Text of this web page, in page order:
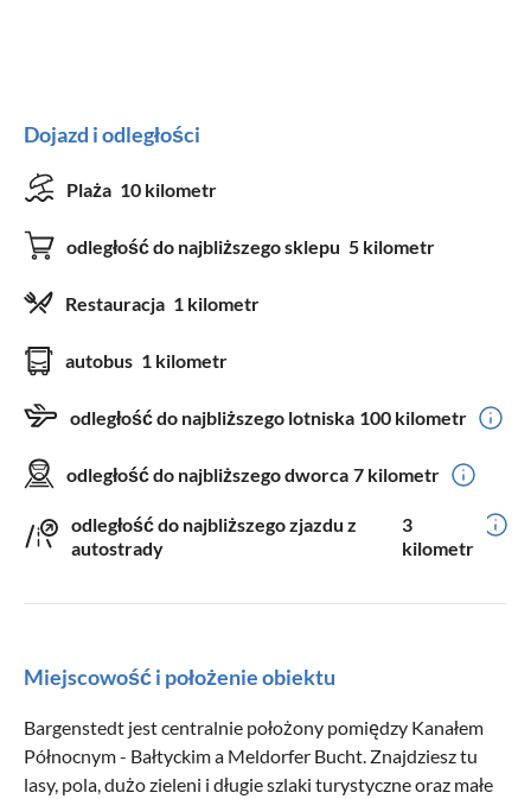
Dojazd i odległości
Plaża 10 kilometr
odległość do najbliższego sklepu 5 kilometr
Restauracja 1 kilometr
autobus 1 kilometr
odległość do najbliższego lotniska 100 kilometr
odległość do najbliższego dworca 7 kilometr
odległość do najbliższego zjazdu z
autostrady
3
kilometr
Miejscowość i położenie obiektu
Bargenstedt jest centralnie położony pomiędzy Kanałem
Północnym - Bałtyckim a Meldorfer Bucht. Znajdziesz tu
lasy, pola, dużo zieleni i długie szlaki turystyczne oraz małe